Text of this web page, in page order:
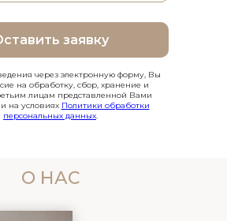
заявку
через электронную форму, Вы
на обработку, сбор, хранение и
лицам представленной Вами
на условиях Политики обработки
персональных данных.
О НАС